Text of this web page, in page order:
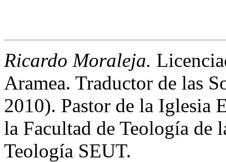
Ricardo Moraleja.
Aramea. Traductor de las
2010). Pastor de la Iglesia
la Facultad de Teología de
Teología SEUT.